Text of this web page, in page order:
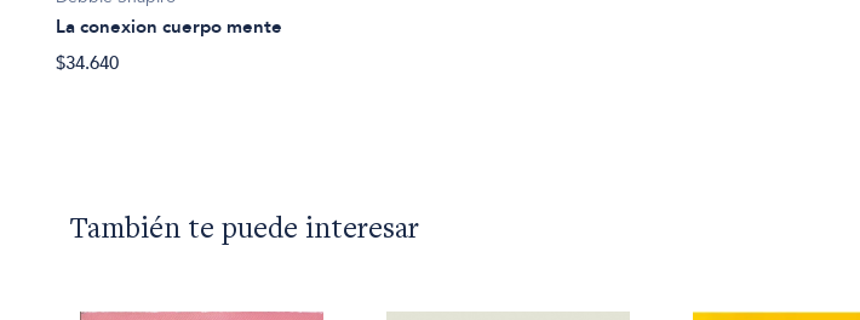
La conexion cuerpo mente
$34.640
También te puede interesar